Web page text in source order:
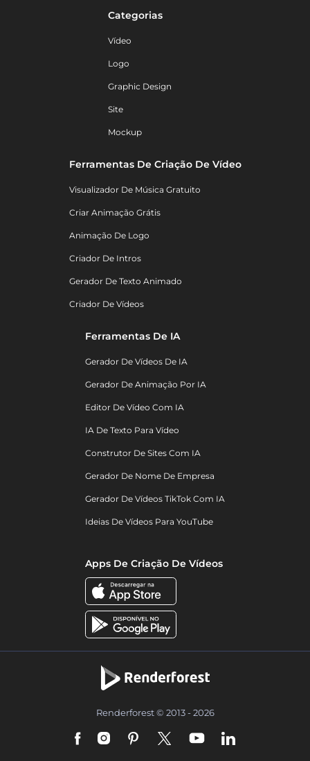
Categorias
Vídeo
Logo
Graphic Design
Site
Mockup
Ferramentas De Criação De Vídeo
Visualizador De Música Gratuito
Criar Animação Grátis
Animação De Logo
Criador De Intros
Gerador De Texto Animado
Criador De Vídeos
Ferramentas De IA
Gerador De Vídeos De IA
Gerador De Animação Por IA
Editor De Vídeo Com IA
IA De Texto Para Vídeo
Construtor De Sites Com IA
Gerador De Nome De Empresa
Gerador De Vídeos TikTok Com IA
Ideias De Vídeos Para YouTube
Apps De Criação De Vídeos
Renderforest © 2013 - 2026